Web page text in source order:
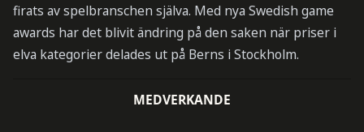
firats av spelbranschen själva. Med nya Swedish game
awards har det blivit ändring på den saken när priser i
elva kategorier delades ut på Berns i Stockholm.
MEDVERKANDE